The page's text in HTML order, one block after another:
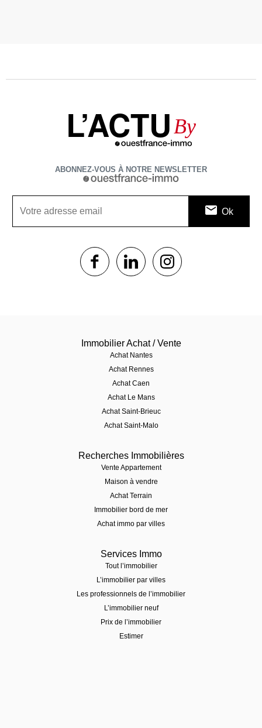
L’ACTUBy
ABONNEZ-VOUS À NOTRE NEWSLETTER
1$s 1$s
Immobilier Achat / Vente
Achat Nantes
Achat Rennes
Achat Caen
Achat Le Mans
Achat Saint-Brieuc
Achat Saint-Malo
Recherches Immobilières
Vente Appartement
Maison à vendre
Achat Terrain
Immobilier bord de mer
Achat immo par villes
Services Immo
Tout l’immobilier
L’immobilier par villes
Les professionnels de l’immobilier
L’immobilier neuf
Prix de l’immobilier
Estimer